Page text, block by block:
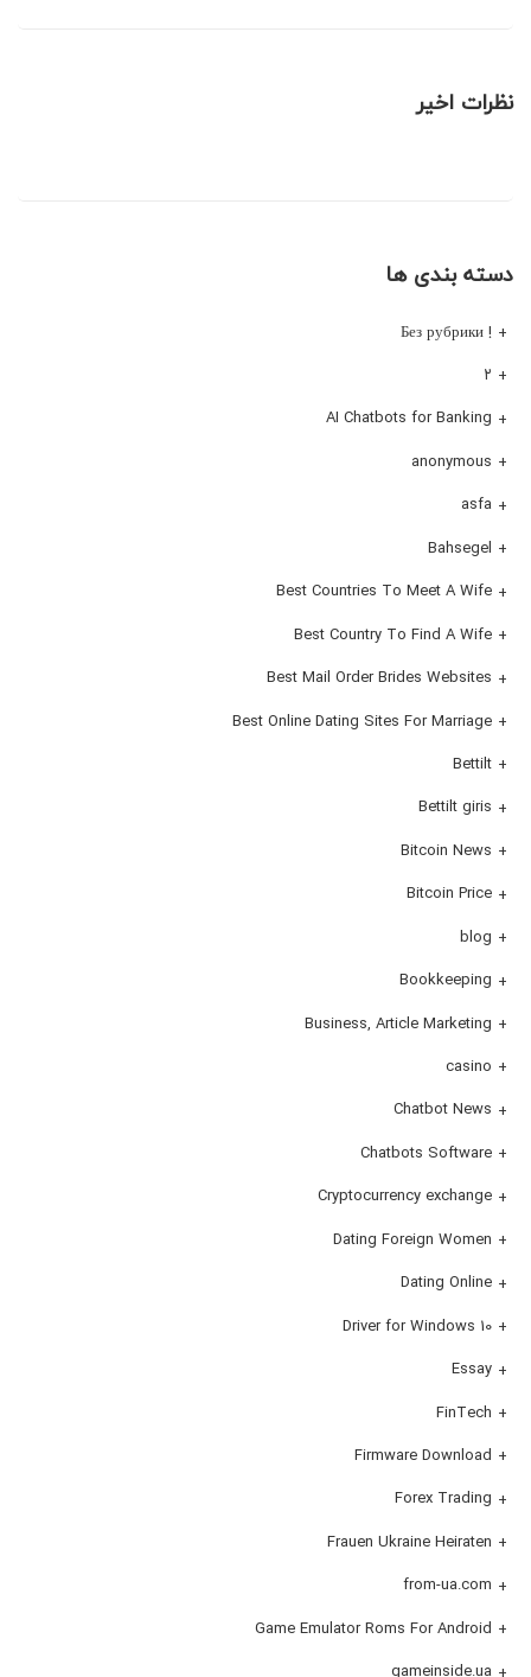
نظرات اخیر
دسته بندی ها
! Без рубрики
۲
AI Chatbots for Banking
anonymous
asfa
Bahsegel
Best Countries To Meet A Wife
Best Country To Find A Wife
Best Mail Order Brides Websites
Best Online Dating Sites For Marriage
Bettilt
Bettilt giris
Bitcoin News
Bitcoin Price
blog
Bookkeeping
Business, Article Marketing
casino
Chatbot News
Chatbots Software
Cryptocurrency exchange
Dating Foreign Women
Dating Online
Driver for Windows 10
Essay
FinTech
Firmware Download
Forex Trading
Frauen Ukraine Heiraten
from-ua.com
Game Emulator Roms For Android
gameinside.ua